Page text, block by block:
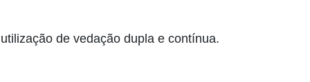
de vedação dupla e contínua.